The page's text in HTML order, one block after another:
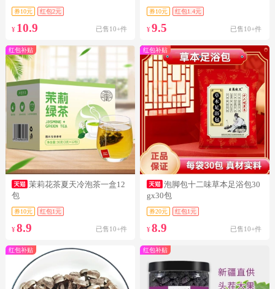
券10元 红包2元
¥ 10.9 已售10+件
券10元 红包1.4元
¥9.5 已售10+件
红包补贴
茉莉花茶夏天冷泡茶一盒12
包
券10元 红包1元
¥ 8.9 已售10+件
红包补贴
泡脚包十二味草本足浴包30
gx30包
券20元 红包1元
¥8.9 已售10+件
红包补贴 红包补贴